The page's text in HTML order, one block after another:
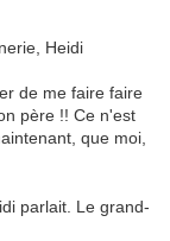
Heidi
de me faire faire
père !! Ce n'est
que moi,
parlait. Le grand-